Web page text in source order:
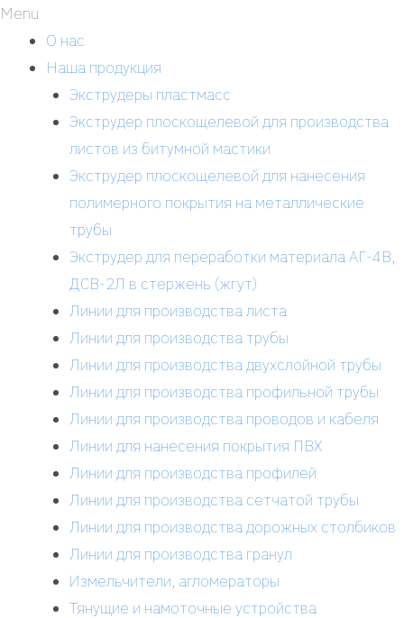
Menu
О нас
Наша продукция
Экструдеры пластмасс
Экструдер плоскощелевой для производства
листов из битумной мастики
Экструдер плоскощелевой для нанесения
полимерного покрытия на металлические
трубы
Экструдер для переработки материала АГ-4В,
ДСВ-2Л в стержень (жгут)
Линии для производства листа
Линии для производства трубы
Линии для производства двухслойной трубы
Линии для производства профильной трубы
Линии для производства проводов и кабеля
Линии для нанесения покрытия ПВХ
Линии для производства профилей
Линии для производства сетчатой трубы
Линии для производства дорожных столбиков
Линии для производства гранул
Измельчители, агломераторы
Тянущие и намоточные устройства